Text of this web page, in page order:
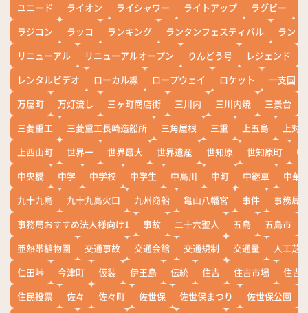
ユニード
ライオン ライシャワー ライトアップ ラグビー
ラジコン
ラッコ ランキング ランタンフェスティバル
ランド
リニューアル
リニューアルオープン りんどう号 レジェンド
レンタルビデオ
ローカル線 ロープウェイ ロケット
一支国
万屋町
万灯流し 三ヶ町商店街 三川内 三川内焼 三景台
三菱重工
三菱重工長崎造船所 三角屋根 三重 上五島
上対
上西山町
世界一 世界最大 世界遺産 世知原 世知原町
中
中央橋
中学 中学校 中学生 中島川 中町 中継車
中華
九十九島
九十九島火口 九州商船 亀山八幡宮 事件
事務局
事務局おすすめ法人様向け1
事故 二十六聖人 五島 五島市
亜熱帯植物園
交通事故 交通会館 交通規制 交通量
人工芝
仁田峠
今津町 仮装 伊王島 伝統 住吉 住吉市場
住吉
住民投票
佐々 佐々町 佐世保 佐世保まつり 佐世保公園